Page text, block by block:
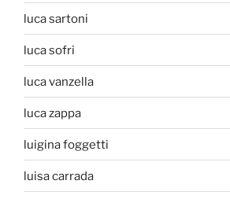
luca sartoni
luca sofri
luca vanzella
luca zappa
luigina foggetti
luisa carrada